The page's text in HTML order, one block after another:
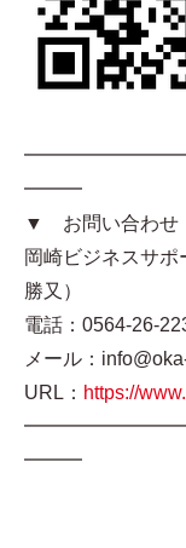
━━━
▼ お問い合わ
岡崎ビジネスサポ
勝又）
電話：0564-26-
メール：
URL： https://
━━━